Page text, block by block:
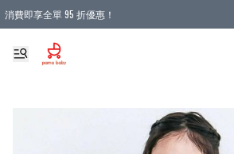
消費即享全單 95 折優惠！
購物滿 HKD 900.00即享免運費優惠！（適用於 本地送